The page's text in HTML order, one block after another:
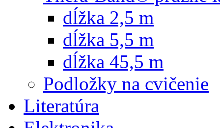
dĺžka 2,5 m
dĺžka 5,5 m
dĺžka 45,5 m
Podložky na cvičenie
Literatúra